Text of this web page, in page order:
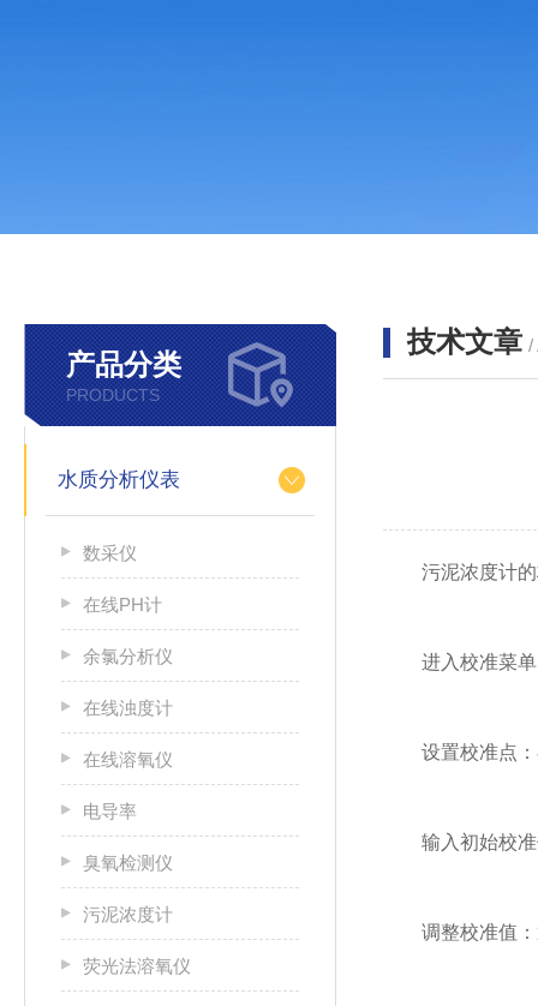
产品分类
PRODUCTS
水质分析仪表
数采仪
在线PH计
余氯分析仪
在线浊度计
在线溶氧仪
电导率
臭氧检测仪
污泥浓度计
荧光法溶氧仪
技术文章 /
污泥浓度计的
进入校准菜单‌：
设置校准点‌：在
输入初始校准
调整校准值‌：